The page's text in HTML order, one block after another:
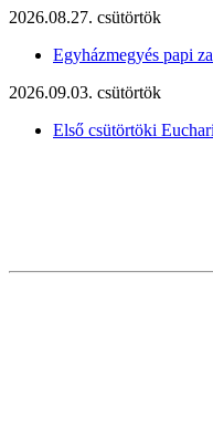
2026.08.27. csütörtök
Egyházmegyés papi
2026.09.03. csütörtök
Első csütörtöki